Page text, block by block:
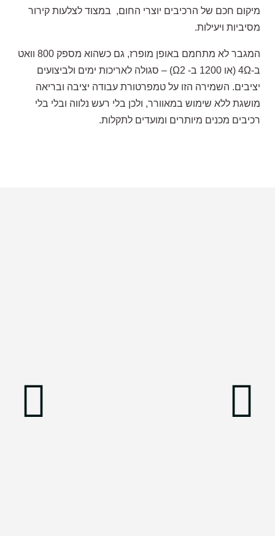
מיקום חכם של הרכיבים יוצרי החום, במצוד לצלעות קירור
מסיביות ויעילות.
המגבר לא מתחמם באופן מופרז, גם כשהוא מספק 800 וואט
ב-4Ω (או 1200 ב- Ω2) – סגולה לאריכות ימים ולביצועים
יציבים. השמירה הזו על טמפרטורת עבודה יציבה ובריאה
מושגת ללא שימוש במאוורר, ולכן בלי רעש נלווה ובלי בלי
רכיבים מכנים מיותרים ומועדים לתקלות.